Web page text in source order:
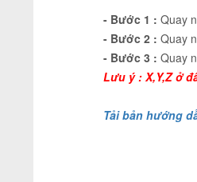
- Bước 1 : Quay
- Bước 2 : Quay
- Bước 3 : Quay
Lưu ý : X,Y,Z ở
Tải bản hướng